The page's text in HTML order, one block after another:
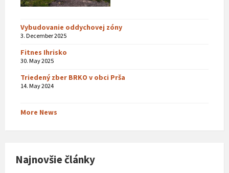
Vybudovanie oddychovej zóny
3. December 2025
Fitnes Ihrisko
30. May 2025
Triedený zber BRKO v obci Prša
14. May 2024
More News
Najnovšie články